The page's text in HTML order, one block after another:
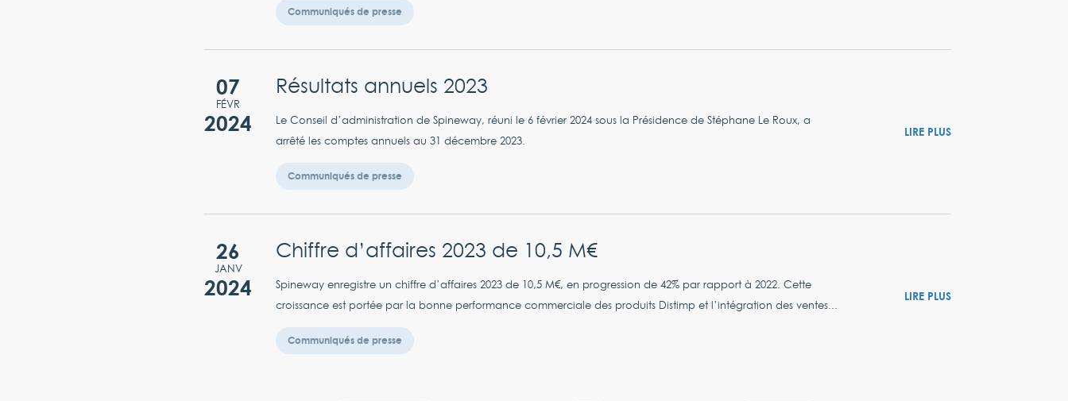
Communiqués de presse
07
FÉVR
2024
Résultats annuels 2023
Le Conseil d’administration de Spineway, réuni le 6 février 2024 sous la Présidence de Stéphane Le Roux, a
arrêté les comptes annuels au 31 décembre 2023.
Communiqués de presse
LIRE PLUS
26
JANV
2024
Chiffre d’affaires 2023 de 10,5 M€
Spineway enregistre un chiffre d’affaires 2023 de 10,5 M€, en progression de 42% par rapport à 2022. Cette
croissance est portée par la bonne performance commerciale des produits Distimp et l’intégration des ventes...
Communiqués de presse
LIRE PLUS